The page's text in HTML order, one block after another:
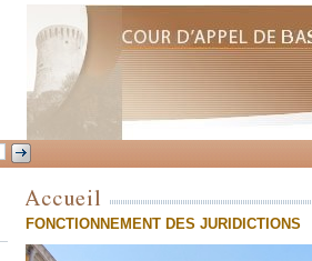
FONCTIONNEMENT DES JURIDICTIONS